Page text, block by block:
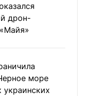
дрон-
море
украинских